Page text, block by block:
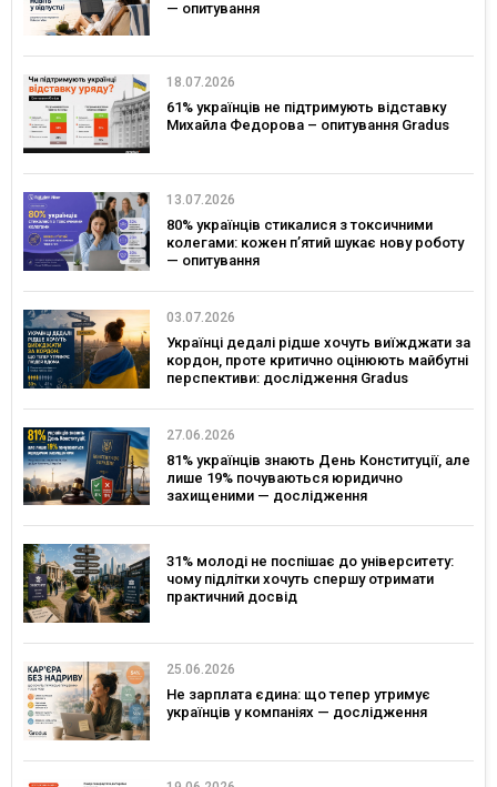
— опитування
18.07.2026
61% українців не підтримують відставку
Михайла Федорова – опитування Gradus
13.07.2026
80% українців стикалися з токсичними
колегами: кожен п’ятий шукає нову роботу
— опитування
03.07.2026
Українці дедалі рідше хочуть виїжджати за
кордон, проте критично оцінюють майбутні
перспективи: дослідження Gradus
27.06.2026
81% українців знають День Конституції, але
лише 19% почуваються юридично
захищеними — дослідження
31% молоді не поспішає до університету:
чому підлітки хочуть спершу отримати
практичний досвід
25.06.2026
Не зарплата єдина: що тепер утримує
українців у компаніях — дослідження